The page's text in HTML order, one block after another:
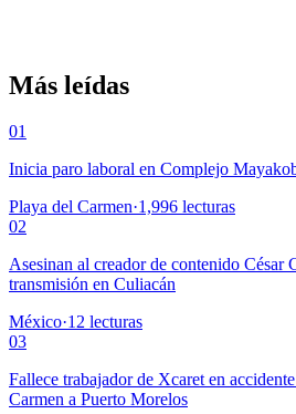
Más leídas
01
Inicia paro laboral en Complejo
Playa del Carmen·1,996 lecturas
02
Asesinan al creador de contenido César
transmisión en Culiacán
México·12 lecturas
03
Fallece trabajador de Xcaret en
Carmen a Puerto Morelos